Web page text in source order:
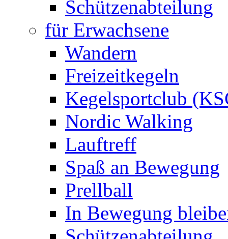
Schützenabteilung
für Erwachsene
Wandern
Freizeitkegeln
Kegelsportclub
Nordic Walking
Lauftreff
Spaß an Bewegung
Prellball
In Bewegung